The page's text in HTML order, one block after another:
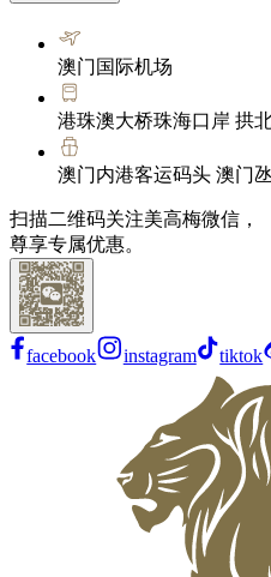
澳门国际机场
港珠澳大桥珠海口岸 拱
澳门内港客运码头 澳门
扫描二维码关注美高梅微信，
尊享专属优惠。
facebook instagram tiktok